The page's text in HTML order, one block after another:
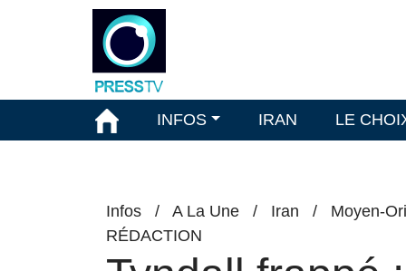
INFOS IRAN LE
Infos / A La Une / Iran / Moyen-
RÉDACTION